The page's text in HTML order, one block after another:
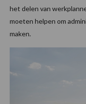
het delen van
moeten helpen om
maken.